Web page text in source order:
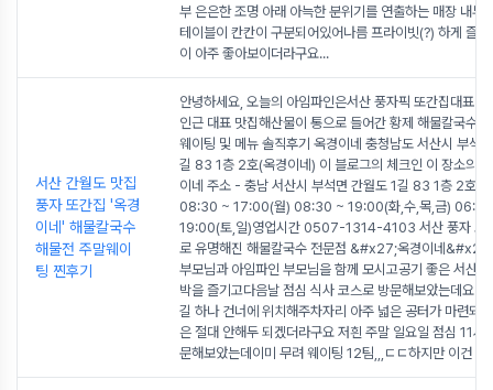
부 은은한 조명 아래 아늑한 분위기를 연출하는 매장 내부
테이블이 칸칸이 구분되어있어나름 프라이빗(?) 하게 즐
이 아주 좋아보이더라구요...
서산 간월도 맛집
풍자 또간집 '옥경
이네' 해물칼국수
해물전 주말웨이
팅 찐후기
안녕하세요, 오늘의 아임파인은서산 풍자픽 또간집대표
인근 대표 맛집해산물이 통으로 들어간 황제 해물칼국수
웨이팅 및 메뉴 솔직후기 옥경이네 충청남도 서산시 부석
길 83 1층 2호(옥경이네) 이 블로그의 체크인 이 장소의
이네 주소 - 충남 서산시 부석면 간월도 1길 83 1층 2호
08:30 ~ 17:00(월) 08:30 ~ 19:00(화,수,목,금)
19:00(토,일)영업시간 0507-1314-4103 서산 풍자 또
로 유명해진 해물칼국수 전문점 &#x27;옥경이네
부모님과 아임파인 부모님을 함께 모시고공기 좋은 서산에
박을 즐기고다음날 점심 식사 코스로 방문해보았는데요
길 하나 건너에 위치해주차자리 아주 넓은 공터가 마련되
은 절대 안해두 되겠더라구요 저흰 주말 일요일 점심 11시
문해보았는데이미 무려 웨이팅 12팀,,,ㄷㄷ하지만 이건